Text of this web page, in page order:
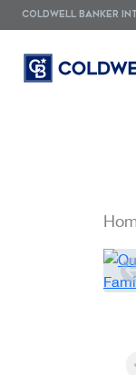
COLDWELL BANKER